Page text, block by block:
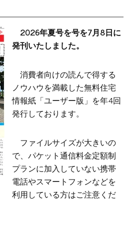
2026年夏号を号を7月8日に
発刊いたしました。
消費者向けの読んで得する
ノウハウを満載した無料住宅
情報紙「ユーザー版」を年4回
発行しております。
ファイルサイズが大きいの
で、パケット通信料金定額制
プランに加入していない携帯
電話やスマートフォンなどを
利用している方はご注意くだ